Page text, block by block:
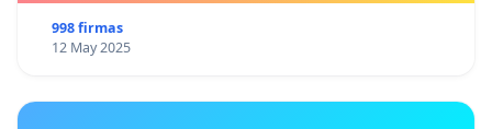
998 firmas
12 May 2025